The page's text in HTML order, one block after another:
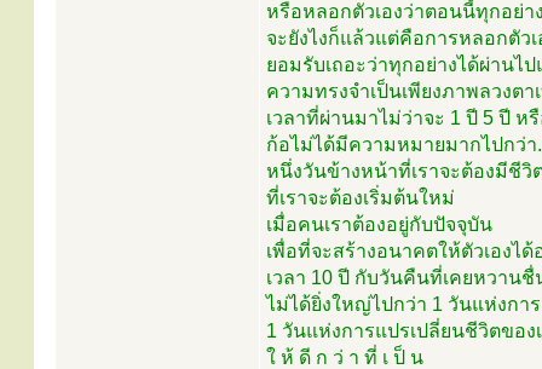
หรือหลอกตัวเองว่าตอนนี้ทุกอย่า
จะยังไงก็แล้วแต่คือการหลอกตัว
ยอมรับเถอะว่าทุกอย่างได้ผ่านไ
ความทรงจำเป็นเพียงภาพลวงตา
เวลาที่ผ่านมาไม่ว่าจะ 1 ปี 5 ปี ห
ก้อไม่ได้มีความหมายมากไปกว่า
หนึ่งวันข้างหน้าที่เราจะต้องมีชีวิ
ที่เราจะต้องเริ่มต้นใหม่
เมื่อคนเราต้องอยู่กับปัจจุบัน
เพื่อที่จะสร้างอนาคตให้ตัวเองไ
เวลา 10 ปี กับวันคืนที่เคยหวานชื่
ไม่ได้ยิ่งใหญ่ไปกว่า 1 วันแห่งกา
1 วันแห่งการแปรเปลี่ยนชีวิตของ
ใ ห้ ดี ก ว่ า ที่ เ ป็ น